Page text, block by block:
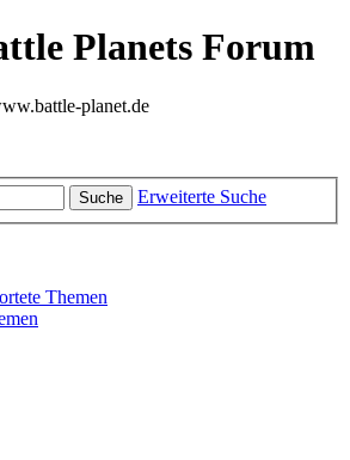
Planets Forum
planet.de
Suche Erweiterte Suche
Themen